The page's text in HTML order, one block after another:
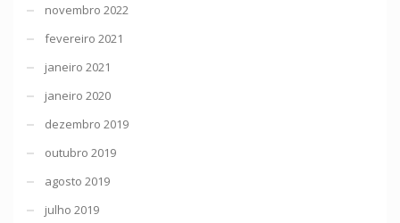
novembro 2022
fevereiro 2021
janeiro 2021
janeiro 2020
dezembro 2019
outubro 2019
agosto 2019
julho 2019